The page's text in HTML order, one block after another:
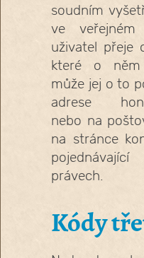
soudním
ve
uživatel přeje
které o něm
může jej o to
adrese
nebo na
na stránce
právech.
Kódy